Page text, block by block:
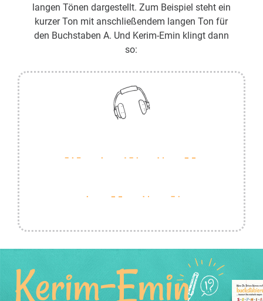
langen Tönen dargestellt. Zum Beispiel steht ein
kurzer Ton mit anschließendem langen Ton für
den Buchstaben A. Und Kerim-Emin klingt dann
so:
Kerim-Emin